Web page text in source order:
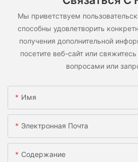
Мы приветствуем
способны удовлетворить
получения дополнительной
посетите веб-сайт или
вопросами или
Имя
Электронная Почта
Содержание